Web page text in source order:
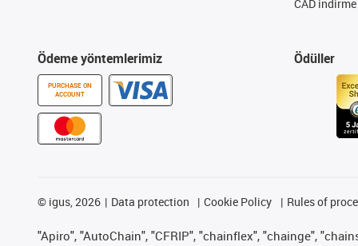
Ödeme yöntemlerimiz
PURCHASE ON
ACCOUNT
CAD
Ödüller
© igus, 2026 Data protection Cookie Policy Rules of
"Apiro", "AutoChain", "CFRIP", "chainflex", "chainge",